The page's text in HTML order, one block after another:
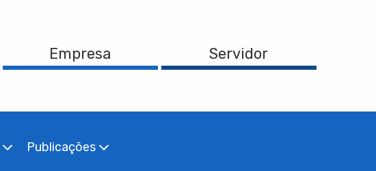
Empresa Servidor
Publicações